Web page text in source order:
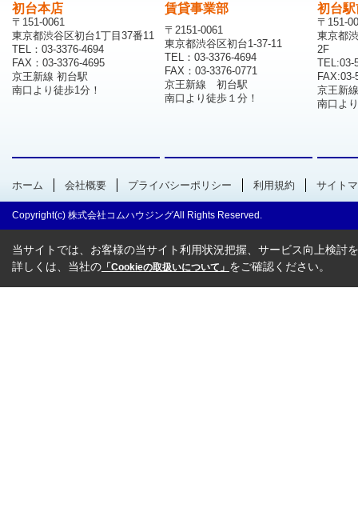
初台本店
〒151-0061
東京都渋谷区初台1丁目37番11
TEL：03-3376-4694
FAX：03-3376-4695
京王新線 初台駅
南口より徒歩1分！
賃貸事業部
〒2151-0061
東京都渋谷区初台1-37-11
TEL：03-3376-4694
FAX：03-3376-0771
京王新線 初台駅
南口より徒歩１分！
初台
〒151-
東京都
2F
TEL:03-
FAX:03-
京王新
南口よ
ホーム 会社概要 プライバシーポリシー 利用規約 サイト
Copyright(c) 株式会社コムハウジングAll Rights Reserved.
当サイトでは、お客様の当サイト利用状況把握、サービス向上検討
詳しくは、当社の 「Cookieの取扱いについて」 をご確認ください。